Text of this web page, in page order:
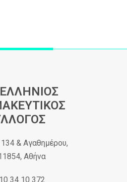
& Αγαθημέρου,
Αθήνα
34 10 372